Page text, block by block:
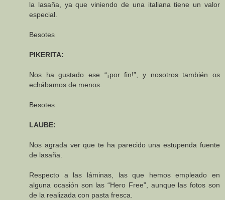
la lasaña, ya que viniendo de una italiana tiene un valor
especial.
Besotes
PIKERITA:
Nos ha gustado ese “¡por fin!”, y nosotros también os
echábamos de menos.
Besotes
LAUBE:
Nos agrada ver que te ha parecido una estupenda fuente
de lasaña.
Respecto a las láminas, las que hemos empleado en
alguna ocasión son las “Hero Free”, aunque las fotos son
de la realizada con pasta fresca.